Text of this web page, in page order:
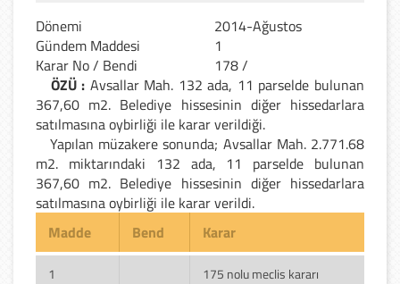
Dönemi
2014-Ağustos
Gündem Maddesi
1
Karar No / Bendi
178 /
ÖZÜ : Avsallar Mah. 132 ada, 11 parselde bulunan
367,60 m2. Belediye hissesinin diğer hissedarlara
satılmasına oybirliği ile karar verildiği.
Yapılan müzakere sonunda; Avsallar Mah. 2.771.68
m2. miktarındaki 132 ada, 11 parselde bulunan
367,60 m2. Belediye hissesinin diğer hissedarlara
satılmasına oybirliği ile karar verildi.
Madde
Bend Karar
1 175 nolu meclis kararı